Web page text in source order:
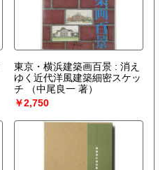
東京・横浜建築画百景 : 消え
ゆく近代洋風建築細密スケッ
チ
（中尾良一 著）
￥2,750